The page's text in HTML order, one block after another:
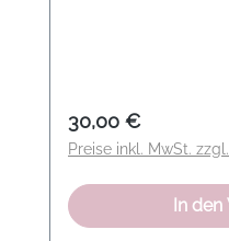
Regulärer Preis:
30,00 €
Preise inkl. MwSt.
In